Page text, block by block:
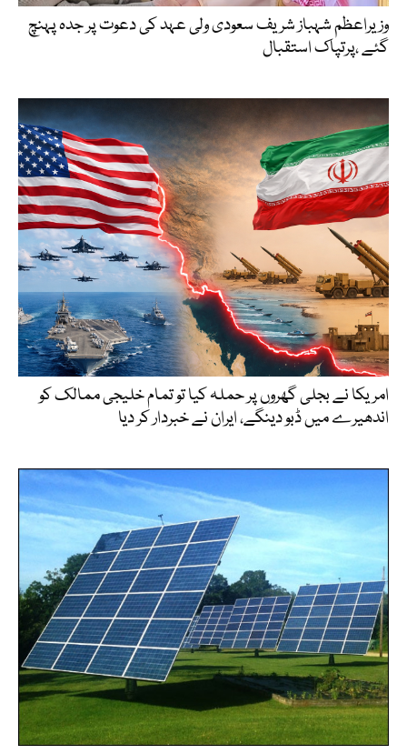
وزیراعظم شہباز شریف سعودی ولی عہد کی دعوت پر جدہ پہنچ
گئے ،پرتپاک استقبال
امریکا نے بجلی گھروں پر حملہ کیا تو تمام خلیجی ممالک کو
اندھیرے میں ڈبو دینگے، ایران نے خبردار کر دیا